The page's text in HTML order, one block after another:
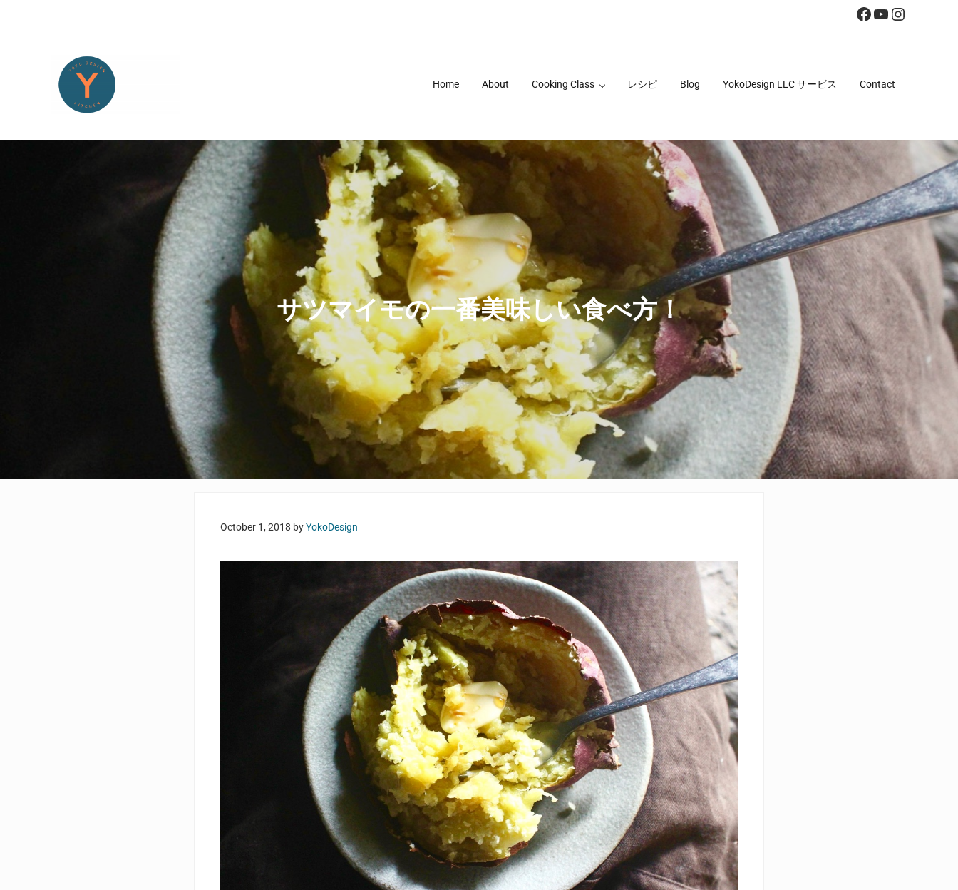
Facebook
YouTube
Home About Cooking Class レシピ Blog YokoDesign LLC サービス Contact
サツマイモの一番美味しい食べ方！
October 1, 2018 byYokoDesign